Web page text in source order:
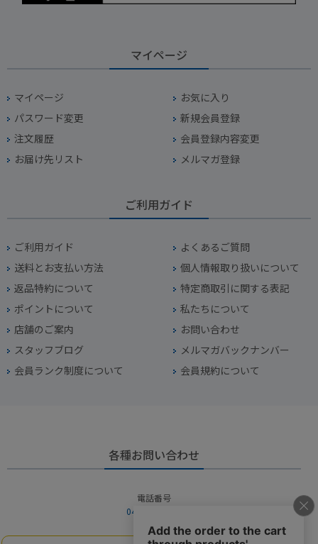
マイページ
マイページ
お気に入り
パスワード変更
新規会員登録
注文履歴
会員登録内容変更
お届け先リスト
メルマガ登録
ご利用ガイド
ご利用ガイド
よくあるご質問
送料とお支払い方法
個人情報取り扱いについて
返品特約について
特定商取引に関する表記
ポイントについて
私たちについて
店舗のご案内
お問い合わせ
スタッフブログ
メルマガバックナンバー
会員ランク制度について
会員規約について
各種お問い合わせ
電話番号
045-949-2451
営業時間